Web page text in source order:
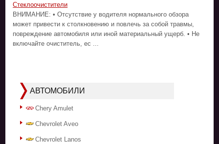
Стеклоочистители
ВНИМАНИЕ: • Отсутствие у водителя нормального обзора
может привести к столкновению и повлечь за собой травмы,
повреждение автомобиля или иной материальный ущерб. • Не
включайте очиститель, ес ...
АВТОМОБИЛИ
Chery Amulet
Chevrolet Aveo
Chevrolet Lanos